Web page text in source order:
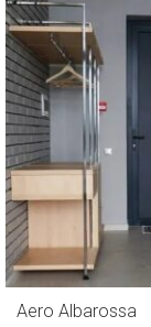
Aero Albarossa